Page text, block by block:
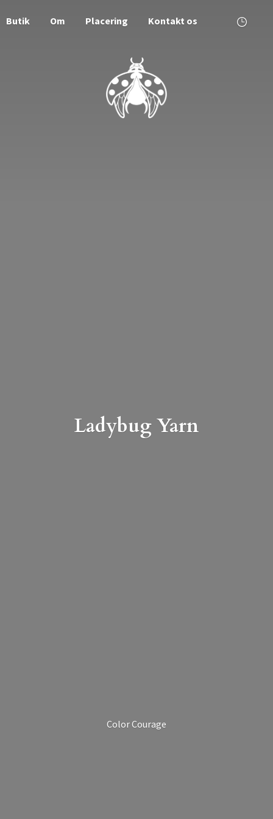
Butik Om Placering Kontakt os
Ladybug Yarn
Color Courage